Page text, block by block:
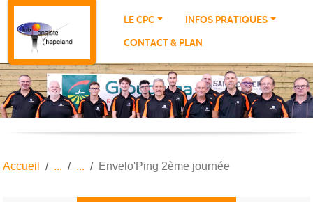
LE CPC
INFOS PRATIQUES
CONTACT & PLAN
Accueil Envelo'Ping 2ème journée
Panneau de gestion des cookies